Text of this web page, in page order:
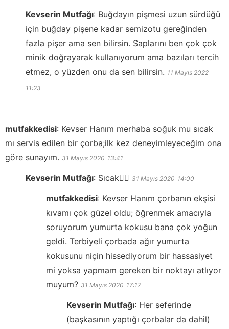
Kevserin Mutfağı: Buğdayın pişmesi uzun sürdüğü
için buğday pişene kadar semizotu gereğinden
fazla pişer ama sen bilirsin. Saplarını ben çok çok
minik doğrayarak kullanıyorum ama bazıları tercih
etmez, o yüzden onu da sen bilirsin. 11 Mayıs 2022
11:23
mutfakkedisi: Kevser Hanım merhaba soğuk mu sıcak
mı servis edilen bir çorba;ilk kez deneyimleyeceğim ona
göre sunayım. 31 Mayıs 2020 13:41
Kevserin Mutfağı: Sıcak👍🏻 31 Mayıs 2020 14:00
mutfakkedisi: Kevser Hanım çorbanın ekşisi
kıvamı çok güzel oldu; öğrenmek amacıyla
soruyorum yumurta kokusu bana çok yoğun
geldi. Terbiyeli çorbada ağır yumurta
kokusunu niçin hissediyorum bir hassasiyet
mi yoksa yapmam gereken bir noktayı atlıyor
muyum? 31 Mayıs 2020 17:17
Kevserin Mutfağı: Her seferinde
(başkasının yaptığı çorbalar da dahil)